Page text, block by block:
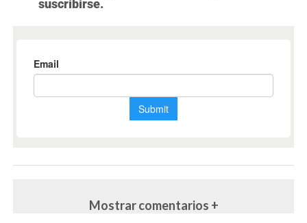
suscribirse.
Mostrar comentarios +